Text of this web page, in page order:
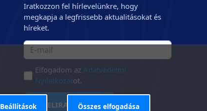
Iratkozzon fel hírlevelünkre, hogy
megkapja a legfrissebb aktualitásokat és
híreket.
Elfogadom az Adatvédelmi
Nyilatkozatot.
FELIRATKOZÁS
Beállítások Összes elfogadása